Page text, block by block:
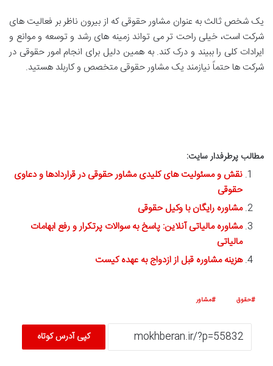
یک شخص ثالث به عنوان مشاور حقوقی که از بیرون ناظر بر فعالیت های
شرکت است، خیلی راحت تر می تواند زمینه های رشد و توسعه و موانع و
ایرادات کلی را ببیند و درک کند. به همین دلیل برای انجام امور حقوقی در
شرکت ها حتماً نیازمند یک مشاور حقوقی متخصص و کاربلد هستید.
مطالب پرطرفدار سایت:
نقش و مسئولیت های کلیدی مشاور حقوقی در قراردادها و دعاوی
حقوقی
مشاوره رایگان با وکیل حقوقی
مشاوره مالیاتی آنلاین: پاسخ به سوالات پرتکرار و رفع ابهامات
مالیاتی
هزینه مشاوره قبل از ازدواج به عهده کیست
حقوق مشاور
کپی آدرس کوتاه